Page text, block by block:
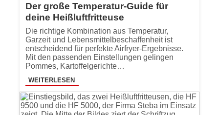
Der große Temperatur-Guide für
deine Heißluftfritteuse
Die richtige Kombination aus Temperatur,
Garzeit und Lebensmittelbeschaffenheit ist
entscheidend für perfekte Airfryer-Ergebnisse.
Mit den passenden Einstellungen gelingen
Pommes, Kartoffelgerichte…
WEITERLESEN